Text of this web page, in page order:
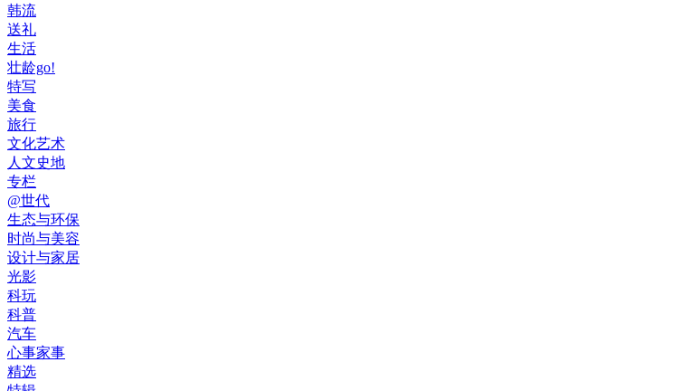
韩流
送礼
生活
壮龄go!
特写
美食
旅行
文化艺术
人文史地
专栏
@世代
生态与环保
时尚与美容
设计与家居
光影
科玩
科普
汽车
心事家事
精选